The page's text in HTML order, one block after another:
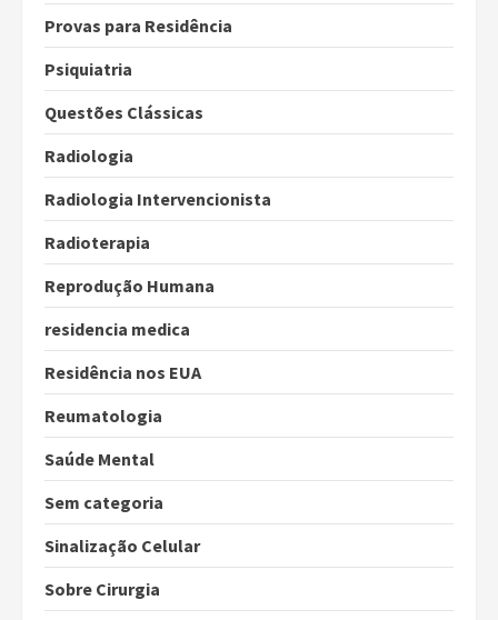
Provas para Residência
Psiquiatria
Questões Clássicas
Radiologia
Radiologia Intervencionista
Radioterapia
Reprodução Humana
residencia medica
Residência nos EUA
Reumatologia
Saúde Mental
Sem categoria
Sinalização Celular
Sobre Cirurgia